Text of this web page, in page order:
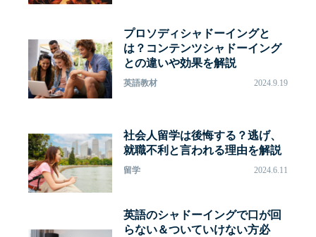
プロソディシャドーイングと
は？コンテンツシャドーイング
との違いや効果を解説
英語教材 2024.9.19
社会人留学は後悔する？逃げ、
就職不利と言われる理由を解説
留学 2024.6.11
英語のシャドーイングで口が回
らない＆ついていけない方必